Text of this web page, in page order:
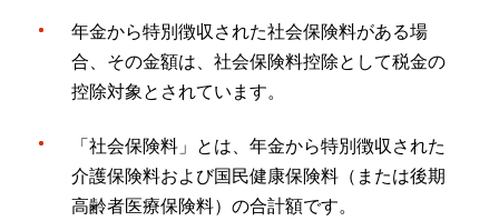
年金から特別徴収された社会保険料がある場
合、その金額は、社会保険料控除として税金の
控除対象とされています。
「社会保険料」とは、年金から特別徴収された
介護保険料および国民健康保険料（または後期
高齢者医療保険料）の合計額です。